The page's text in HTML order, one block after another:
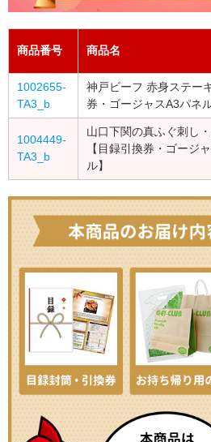
商品番号 商品名
1002655-
TA3_b
神戸ビーフ 赤身ステー
券・ゴージャスA3パネル
1004449-
TA3_b
山口下関の真ふぐ刺し
【目録引換券・ゴージ
ル】